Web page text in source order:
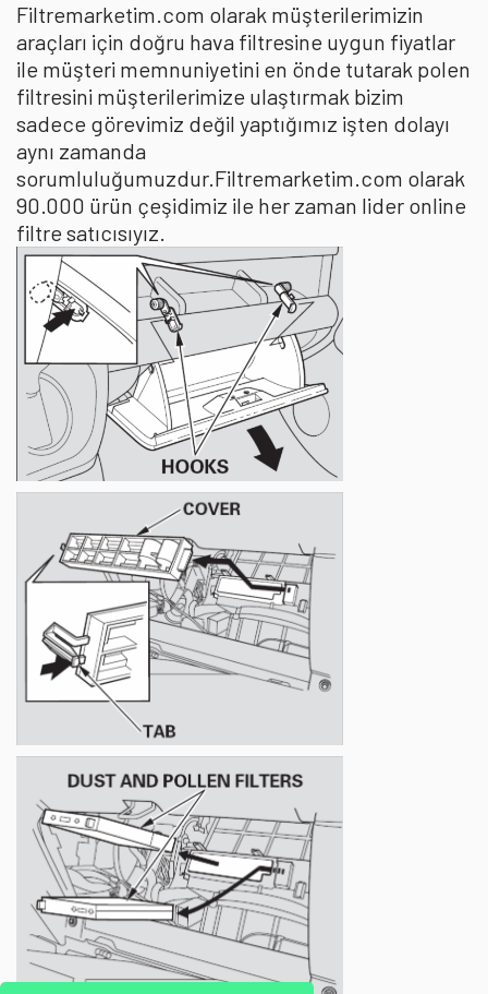
Filtremarketim.com olarak müşterilerimizin
araçları için doğru hava filtresine uygun fiyatlar
ile müşteri memnuniyetini en önde tutarak polen
filtresini müşterilerimize ulaştırmak bizim
sadece görevimiz değil yaptığımız işten dolayı
aynı zamanda
sorumluluğumuzdur.Filtremarketim.com olarak
90.000 ürün çeşidimiz ile her zaman lider online
filtre satıcısıyız.